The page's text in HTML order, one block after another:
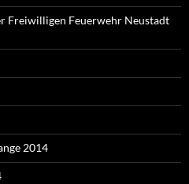
Freiwilligen Feuerwehr Neustadt
2014